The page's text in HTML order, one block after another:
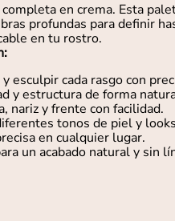
en crema. Esta
profundas para definir
en tu rostro.
esculpir cada rasgo con
y estructura de forma
nariz y frente con facilidad.
tonos de piel y
en cualquier lugar.
un acabado natural y sin